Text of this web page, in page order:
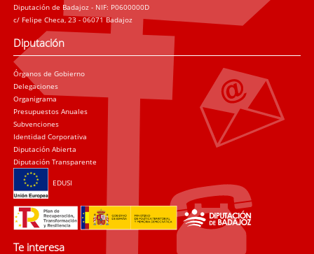
Diputación de Badajoz - NIF: P0600000D
c/ Felipe Checa, 23 - 06071 Badajoz
Diputación
Órganos de Gobierno
Delegaciones
Organigrama
Presupuestos Anuales
Subvenciones
Identidad Corporativa
Diputación Abierta
Diputación Transparente
EDUSI
Te interesa